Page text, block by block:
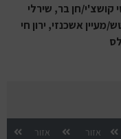
קושצ'י/חן בר, שירלי
מעיין אשכנזי, ירון חי
אזור
אזור